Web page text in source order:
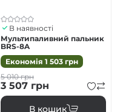
В наявності
Мультипаливний пальник
BRS-8A
Економія 1 503 грн
5 010грн
3 507 грн
В кошик